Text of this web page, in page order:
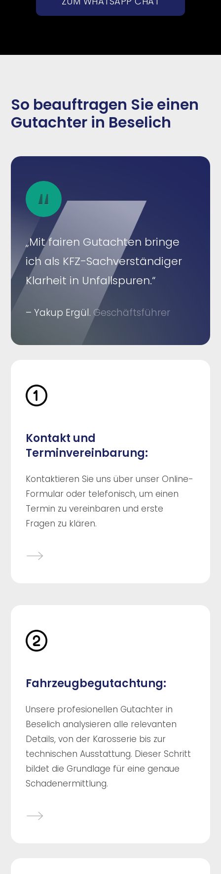
So beauftragen Sie einen
Gutachter in Beselich
„Mit fairen Gutachten bringe
ich als KFZ-Sachverständiger
Klarheit in Unfallspuren.“
– Yakup Ergül. Geschäftsführer
Kontakt und
Terminvereinbarung:
Kontaktieren Sie uns über unser Online-
Formular oder telefonisch, um einen
Termin zu vereinbaren und erste
Fragen zu klären.
Fahrzeugbegutachtung:
Unsere profesionellen Gutachter in
Beselich analysieren alle relevanten
Details, von der Karosserie bis zur
technischen Ausstattung. Dieser Schritt
bildet die Grundlage für eine genaue
Schadenermittlung.